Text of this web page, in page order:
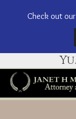
Check out